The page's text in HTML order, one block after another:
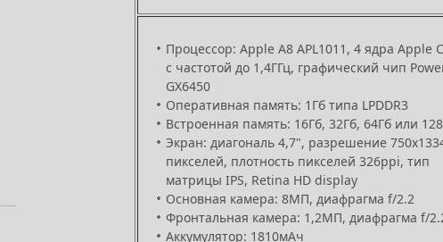
Процессор: Apple A8 APL1011, 4 ядра Apple
с частотой до 1,4ГГц, графический чип
GX6450
Оперативная память: 1Гб типа LPDDR3
Встроенная память: 16Гб, 32Гб, 64Гб или
Экран: диагональ 4,7", разрешение
пикселей, плотность пикселей 326ppi, тип
матрицы IPS, Retina HD display
Основная камера: 8МП, диафрагма f/2.2
Фронтальная камера: 1,2МП, диафрагма f/
Аккумулятор: 1810мАч